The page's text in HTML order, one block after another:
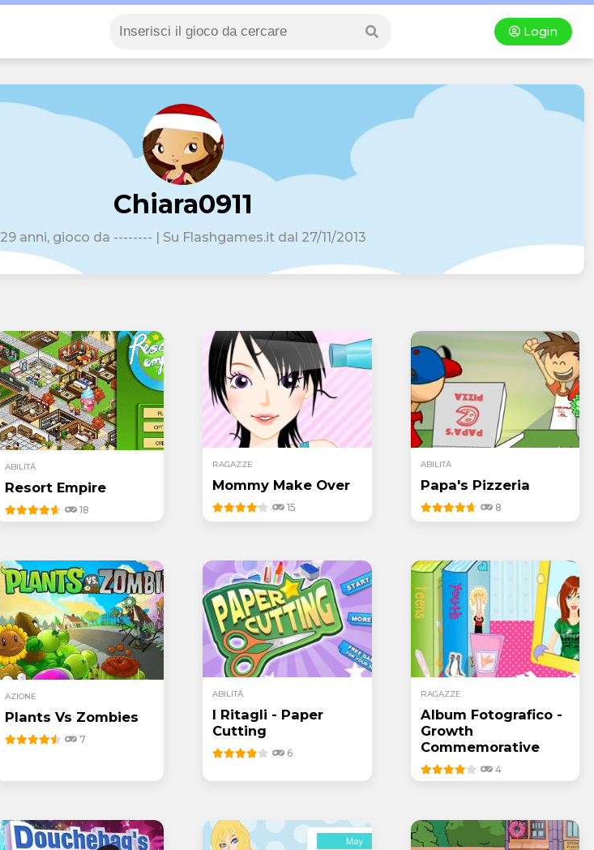
Login
Chiara0911
29 anni, gioco da -------- | Su Flashgames.it dal 27/11/2013
ABILITÀ
Resort Empire
18
RAGAZZE
Mommy Make Over
15
ABILITÀ
Papa's Pizzeria
8
AZIONE
Plants Vs Zombies
7
ABILITÀ
I Ritagli - Paper
Cutting
6
RAGAZZE
Album Fotografico -
Growth
Commemorative
4